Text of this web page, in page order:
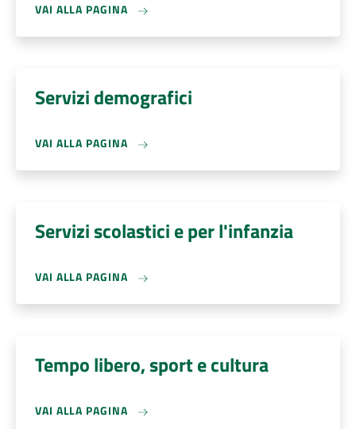
VAI ALLA PAGINA
Servizi demografici
VAI ALLA PAGINA
Servizi scolastici e per l'infanzia
VAI ALLA PAGINA
Tempo libero, sport e cultura
VAI ALLA PAGINA